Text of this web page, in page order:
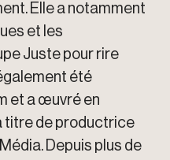
Elle a notamment
et les
Juste pour rire
été
et a œuvré en
titre de productrice
Depuis plus de